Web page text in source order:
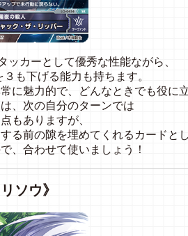
ッカーとして優秀な性能ながら、
も下げる能力も持ちます。
に魅力的で、どんなときでも役に
、次の自分のターンでは
もありますが、
る前の隙を埋めてくれるカードと
、合わせて使いましょう！
ソウ》